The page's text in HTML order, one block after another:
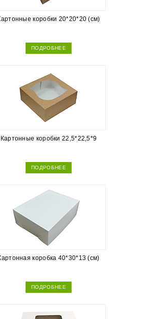
коробки 20*20*20 (см)
ПОДРОБНЕЕ
Картонные коробки 22,5*22,5*9
ПОДРОБНЕЕ
коробка 40*30*13 (см)
ПОДРОБНЕЕ